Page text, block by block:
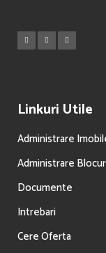
Linkuri Utile
Administrare
Administrare
Documente
Intrebari
Cere Oferta